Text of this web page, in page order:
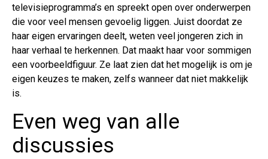
televisieprogramma’s en spreekt open over onderwerpen
die voor veel mensen gevoelig liggen. Juist doordat ze
haar eigen ervaringen deelt, weten veel jongeren zich in
haar verhaal te herkennen. Dat maakt haar voor sommigen
een voorbeeldfiguur. Ze laat zien dat het mogelijk is om je
eigen keuzes te maken, zelfs wanneer dat niet makkelijk
is.
Even weg van alle
discussies